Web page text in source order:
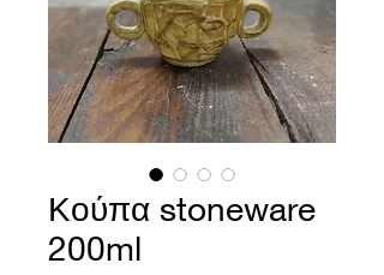
Κούπα stoneware
200ml